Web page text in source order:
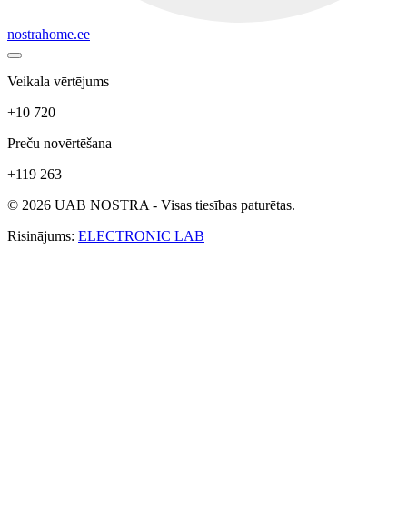
nostrahome.ee
Veikala vērtējums
+10 720
Preču novērtēšana
+119 263
© 2026 UAB NOSTRA - Visas tiesības paturētas.
Risinājums: ELECTRONIC LAB